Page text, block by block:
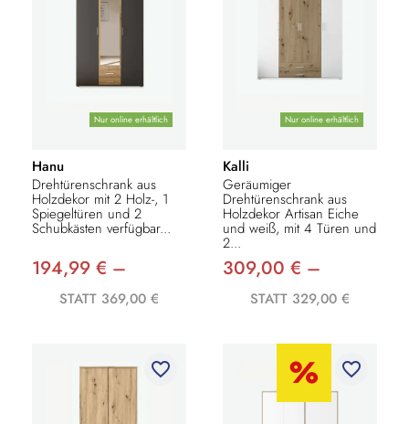
Nur online erhältlich
Hanu
Drehtürenschrank aus
Holzdekor mit 2 Holz-, 1
Spiegeltüren und 2
Schubkästen verfügbar...
194,99 € –
STATT 369,00 €
Nur online erhältlich
Kalli
Geräumiger
Drehtürenschrank aus
Holzdekor Artisan Eiche
und weiß, mit 4 Türen und
2...
309,00 € –
STATT 329,00 €
favorite_border favorite_border